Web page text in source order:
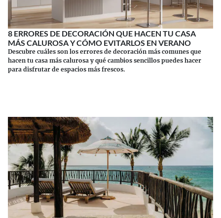
8 ERRORES DE DECORACIÓN QUE HACEN TU CASA
MÁS CALUROSA Y CÓMO EVITARLOS EN VERANO
Descubre cuáles son los errores de decoración más comunes que
hacen tu casa más calurosa y qué cambios sencillos puedes hacer
para disfrutar de espacios más frescos.